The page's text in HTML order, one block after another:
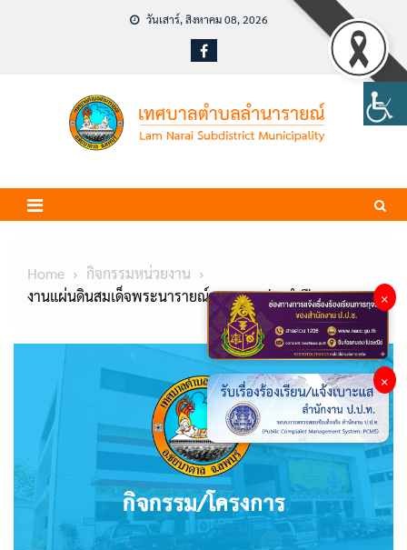
วันเสาร์, สิงหาคม 08, 2026
Home
กิจกรรมหน่วยงาน
งานแผ่นดินสมเด็จพระนารายณ์มหาราช ประจำปี 2567
×
×